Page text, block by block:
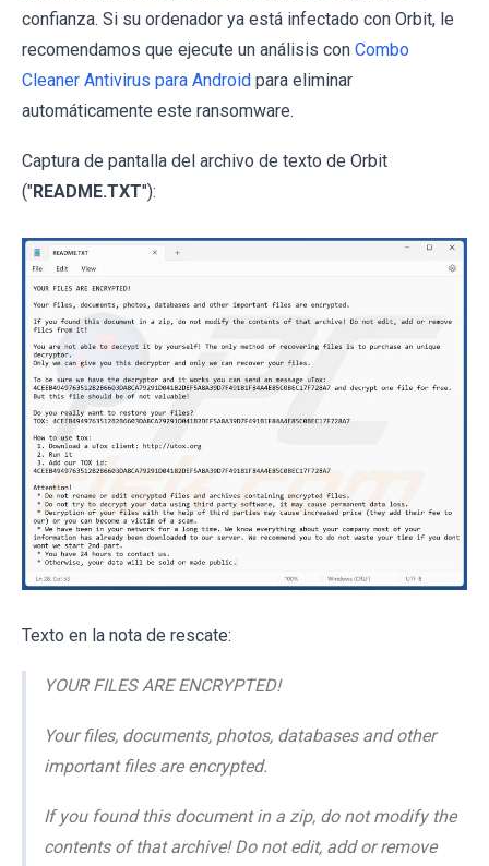
confianza. Si su ordenador ya está infectado con Orbit, le
recomendamos que ejecute un análisis con Combo
Cleaner Antivirus para Android para eliminar
automáticamente este ransomware.
Captura de pantalla del archivo de texto de Orbit
("README.TXT"):
Texto en la nota de rescate:
YOUR FILES ARE ENCRYPTED!
Your files, documents, photos, databases and other
important files are encrypted.
If you found this document in a zip, do not modify the
contents of that archive! Do not edit, add or remove